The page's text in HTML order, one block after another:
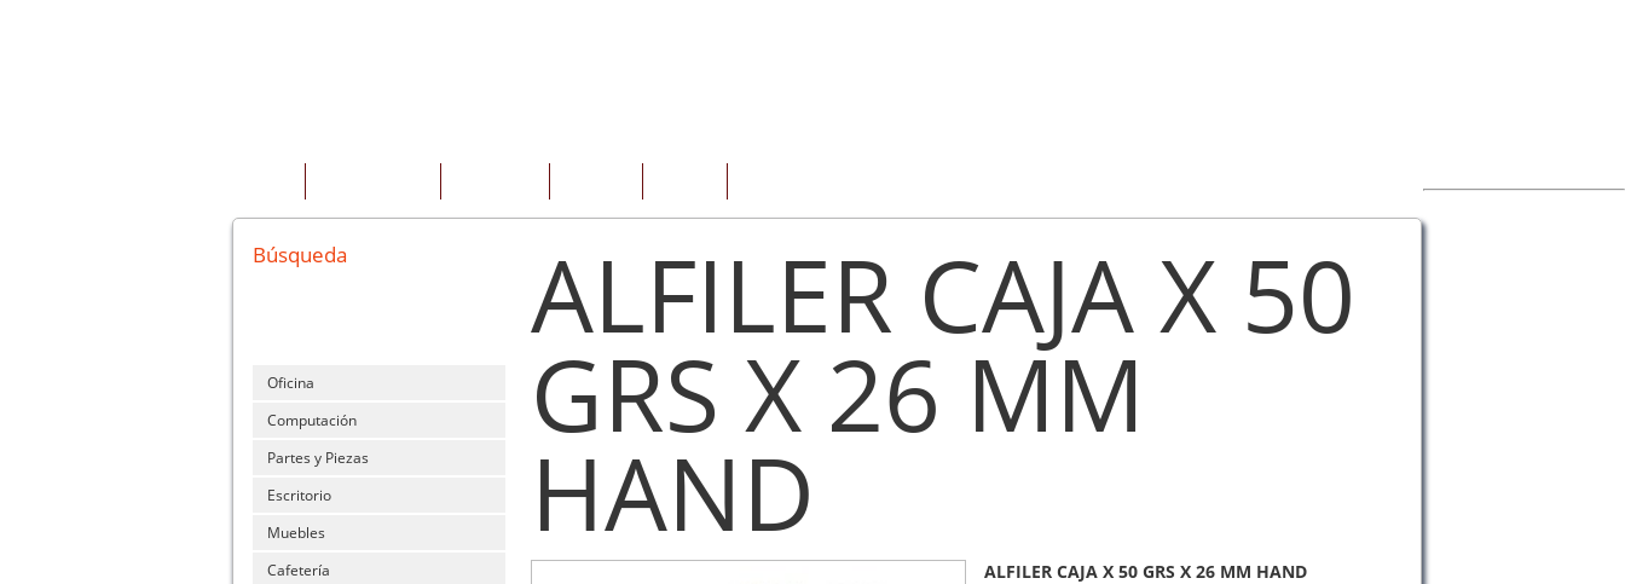
Búsqueda
Oficina
Computación
Partes y Piezas
Escritorio
Muebles
Cafetería
ALFILER CAJA X 50
GRS X 26 MM
HAND
ALFILER CAJA X 50 GRS X 26 MM HAND